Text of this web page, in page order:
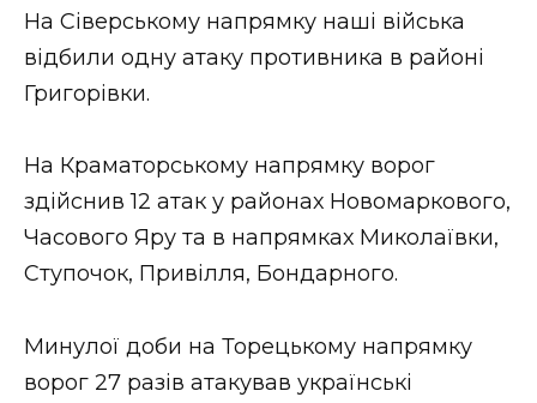
На Сіверському напрямку наші війська
відбили одну атаку противника в районі
Григорівки.
На Краматорському напрямку ворог
здійснив 12 атак у районах Новомаркового,
Часового Яру та в напрямках Миколаївки,
Ступочок, Привілля, Бондарного.
Минулої доби на Торецькому напрямку
ворог 27 разів атакував українські